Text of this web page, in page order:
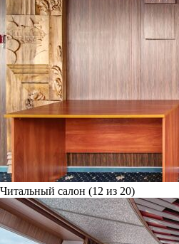
Читальный салон (12 из 20)